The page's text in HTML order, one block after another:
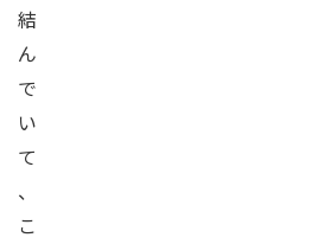
結
ん
で
い
て
、
こ